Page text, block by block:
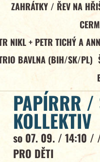
ZAHRÁTKY / ŘEV NA
NIKL + PETR TICHÝ A
BAVLNA (BIH/SK/PL)
PAPÍRRR /
KOLLEKTIV
so 07. 09. / 14:10 /
PRO DĚTI